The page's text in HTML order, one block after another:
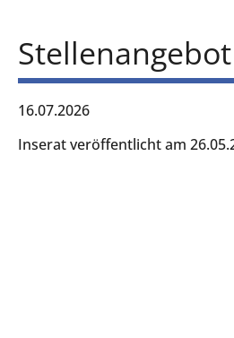
Stellenangebot
16.07.2026
Inserat veröffentlicht am